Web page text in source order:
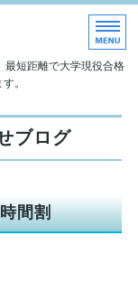
役合格指導塾 ナイト
最短距離で大学現役合格
。
ブログ
間割